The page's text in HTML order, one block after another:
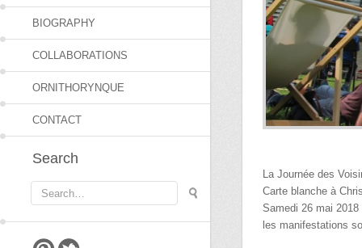
La Journée des
Carte blanche à
Samedi 26 mai
les manifestations
BIOGRAPHY
COLLABORATIONS
ORNITHORYNQUE
CONTACT
Search